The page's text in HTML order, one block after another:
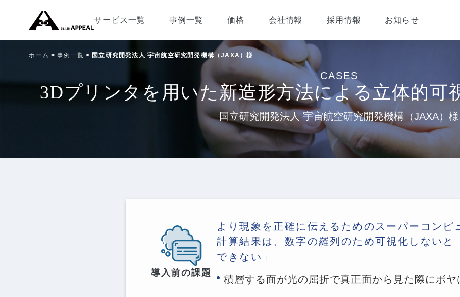
サービス一覧 事例一覧 価格 会社情報 採用情報 お知らせ
ホーム 事例一覧 国立研究開発法人 宇宙航空研究開発機構（JAXA）様
CASES
3Dプリンタを用いた新造形方法による立体的可
国立研究開発法人 宇宙航空研究開発機構（JAXA）様
導入前の課題
より現象を正確に伝えるためのスーパーコンピ
計算結果は、数字の羅列のため可視化しないと
できない」
積層する面が光の屈折で真正面から見た際にボヤ